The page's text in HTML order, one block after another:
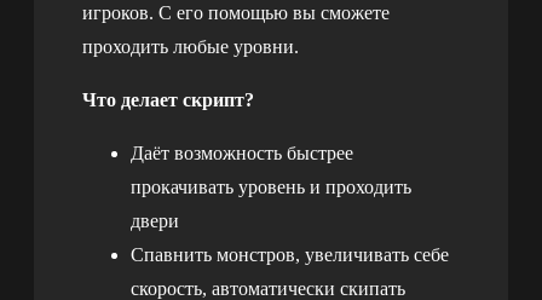
игроков. С его помощью вы сможете
проходить любые уровни.
Что делает скрипт?
Даёт возможность быстрее
прокачивать уровень и проходить
двери
Спавнить монстров, увеличивать себе
скорость, автоматически скипать